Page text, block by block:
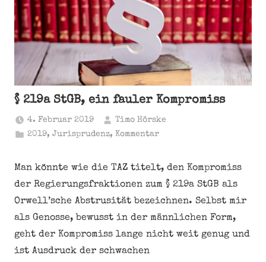
§ 219a StGB, ein fauler Kompromiss
4. Februar 2019
Timo Hörske
2019,Jurisprudenz, Kommentar
Man könnte wie die TAZ titelt, den Kompromiss
der Regierungsfraktionen zum § 219a StGB als
Orwell’sche Abstrusität bezeichnen. Selbst mir
als Genosse, bewusst in der männlichen Form,
geht der Kompromiss lange nicht weit genug und
ist Ausdruck der schwachen